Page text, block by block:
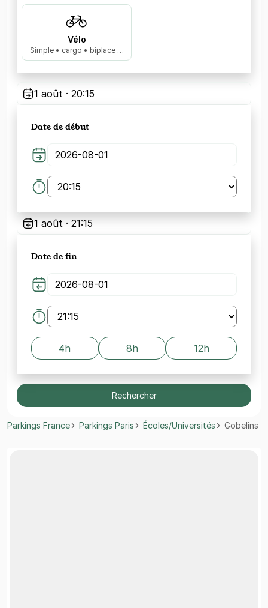
Vélo
Simple • cargo • biplace …
1 août · 20:15
Date de début
1 août · 21:15
Date de fin
4h 8h 12h
Rechercher
Parkings France Parkings Paris Écoles/Universités Gobelins